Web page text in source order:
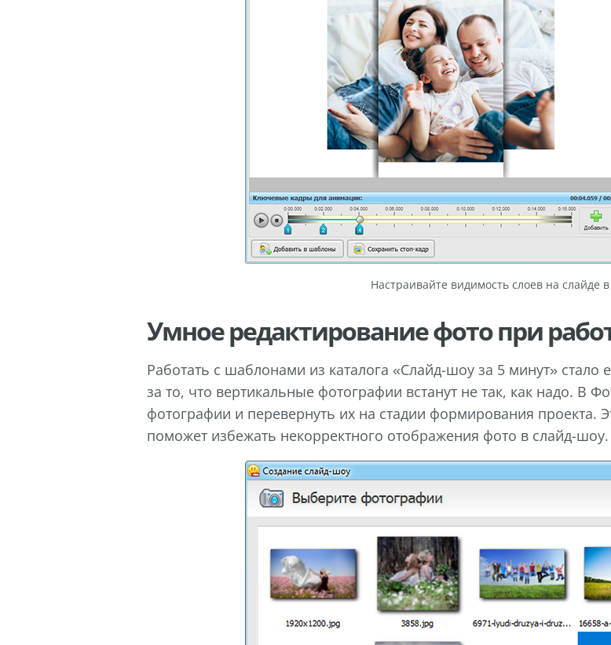
Настраивайте видимость слоев на слайде
Умное редактирование фото при
Работать с шаблонами из каталога «Слайд-шоу за 5 минут»
за то, что вертикальные фотографии встанут не так, как надо. В
фотографии и перевернуть их на стадии формирования проекта.
поможет избежать некорректного отображения фото в слайд-шоу.